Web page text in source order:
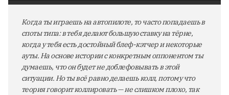
Когда ты играешь на автопилоте, то часто попадаешь в
споты типа: в тебя делают большую ставку на тёрне,
когда у тебя есть достойный блеф-кэтчер и некоторые
ауты. На основе истории с конкретным оппонентом ты
думаешь, что он будет не доблефовывать в этой
ситуации. Но ты всё равно делаешь колл, потому что
теория говорит коллировать — не слишком плохо, так